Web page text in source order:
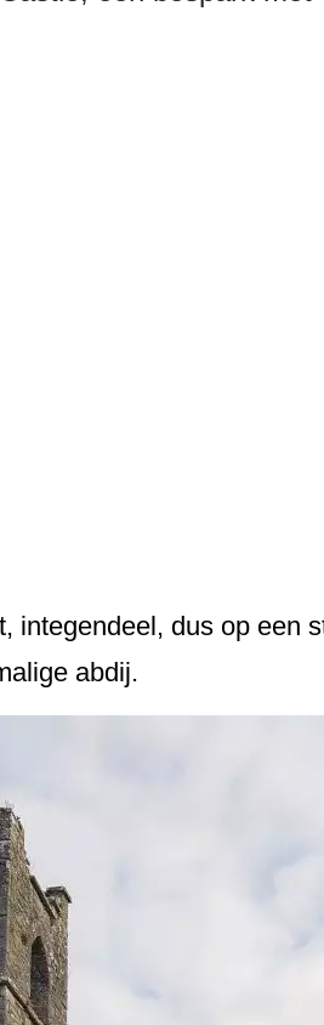
integendeel, dus op een
abdij.